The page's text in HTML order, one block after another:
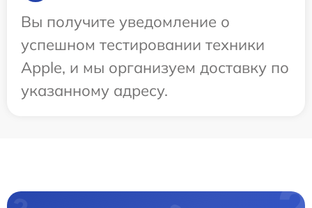
Вы получите уведомление о
успешном тестировании техники
Apple, и мы организуем доставку по
указанному адресу.